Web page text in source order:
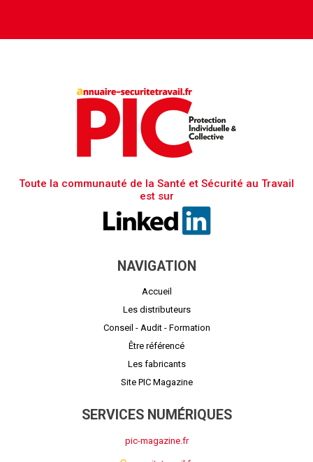
Toute la communauté de la Santé et Sécurité au Travail
est sur
NAVIGATION
Accueil
Les distributeurs
Conseil - Audit - Formation
Être référencé
Les fabricants
Site PIC Magazine
SERVICES NUMÉRIQUES
pic-magazine.fr